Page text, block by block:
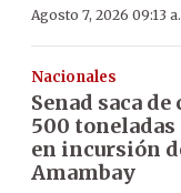
Agosto 7, 2026 09:13
Nacionales
Senad saca
500
en incursión
Amambay